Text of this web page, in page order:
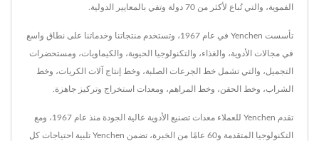
الفموية، والتي تُباع لأكثر من 70 دولة وتفي بالمعايير الدولية.
تأسست Yenchen في عام 1967، وتستخدم منتجاتنا وخدماتنا على نطاق واسع
في مجالات الأدوية، والغذاء، والتكنولوجيا الحيوية، والكيماويات، ومستحضرات
التجميل، والتي تشمل خط الجرعات الصلبة، وخط إنتاج آلات الكريات، وخط
الشراب، وخط الحقن، وخط المراهم، ومعدات استخراج وتركيز جاهزة.
تقدم Yenchen للعملاء معدات تصنيع الأدوية عالية الجودة منذ عام 1967، ومع
التكنولوجيا المتقدمة و60 عامًا من الخبرة، تضمن Yenchen تلبية احتياجات كل